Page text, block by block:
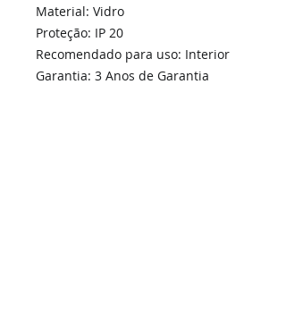
Material: Vidro
Proteção: IP 20
Recomendado para uso: Interior
Garantia: 3 Anos de Garantia